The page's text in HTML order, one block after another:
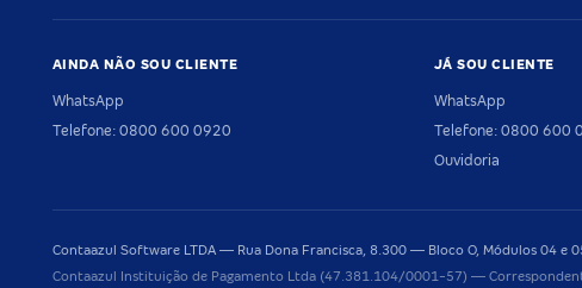
AINDA NÃO SOU CLIENTE
WhatsApp
Telefone: 0800 600 0920
JÁ SOU CLIENTE
WhatsApp
Telefone: 0800 600
Ouvidoria
Contaazul Software LTDA — Rua Dona Francisca, 8.300 — Bloco O, Módulos 04
Contaazul Instituição de Pagamento Ltda (47.381.104/0001-57) —